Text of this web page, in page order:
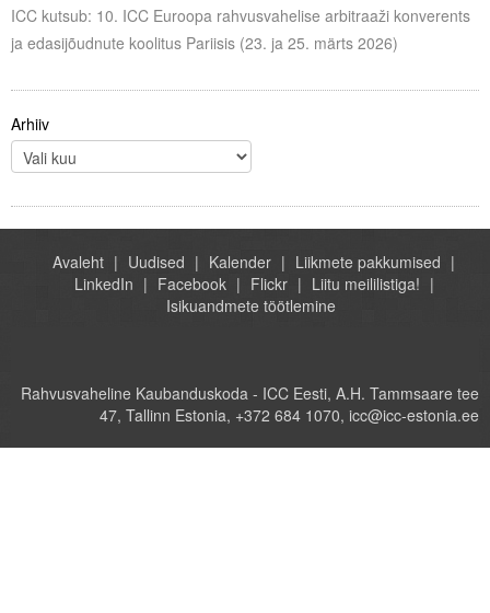
ICC kutsub: 10. ICC Euroopa rahvusvahelise arbitraaži konverents
ja edasijõudnute koolitus Pariisis (23. ja 25. märts 2026)
Arhiiv
Avaleht Uudised Kalender
Liikmete pakkumised
LinkedIn
Facebook Flickr
Liitu meililistiga!
Isikuandmete töötlemine
Rahvusvaheline Kaubanduskoda - ICC Eesti, A.H. Tammsaare tee
47, Tallinn Estonia, +372 684 1070, icc@icc-estonia.ee